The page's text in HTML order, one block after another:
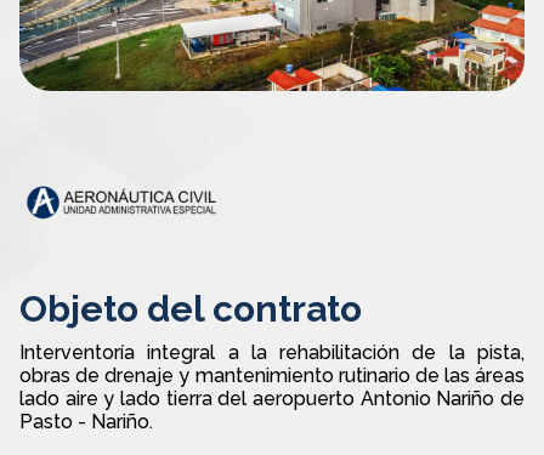
Objeto del contrato
Interventoría integral a la rehabilitación de la pista,
obras de drenaje y mantenimiento rutinario de las áreas
lado aire y lado tierra del aeropuerto Antonio Nariño de
Pasto - Nariño.